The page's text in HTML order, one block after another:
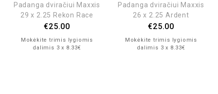
Padanga dviračiui Maxxis
29 x 2.25 Rekon Race
€25.00
Mokėkite trimis lygiomis
dalimis 3 x 8.33€
Padanga dviračiui Maxxis
26 x 2.25 Ardent
€25.00
Mokėkite trimis lygiomis
dalimis 3 x 8.33€